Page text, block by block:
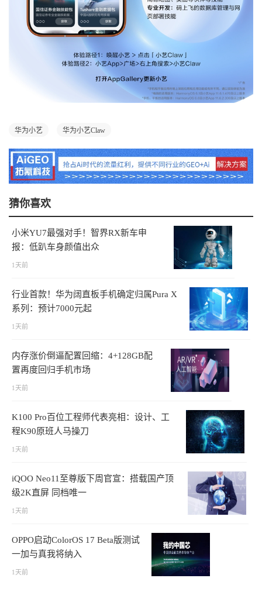
华为小艺 华为小艺Claw
猜你喜欢
小米YU7最强对手！智界RX新车申
报：低趴车身颜值出众
1天前
行业首款！华为阔直板手机确定归属Pura X
系列：预计7000元起
1天前
内存涨价倒逼配置回缩：4+128GB配
置再度回归手机市场
1天前
K100 Pro百位工程师代表亮相：设计、工
程K90原班人马操刀
1天前
iQOO Neo11至尊版下周官宣：搭载国产顶
级2K直屏 同档唯一
1天前
OPPO启动ColorOS 17 Beta版测试
一加与真我将纳入
1天前